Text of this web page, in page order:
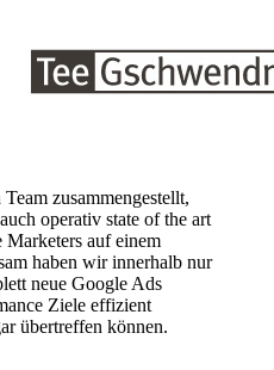
zusammengestellt,
operativ state of the art
Marketers auf einem
haben wir innerhalb nur
neue Google Ads
Ziele effizient
übertreffen können.